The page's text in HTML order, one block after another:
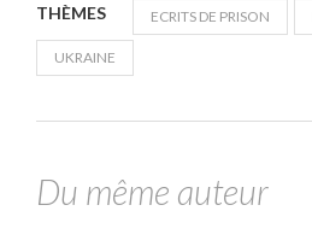
THÈMES ECRITS DE PRISON
UKRAINE
Du même auteur